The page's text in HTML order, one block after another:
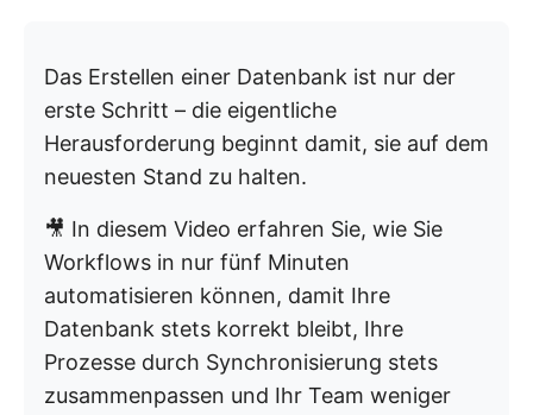
Das Erstellen einer Datenbank ist nur der
erste Schritt – die eigentliche
Herausforderung beginnt damit, sie auf dem
neuesten Stand zu halten.
🎥 In diesem Video erfahren Sie, wie Sie
Workflows in nur fünf Minuten
automatisieren können, damit Ihre
Datenbank stets korrekt bleibt, Ihre
Prozesse durch Synchronisierung stets
zusammenpassen und Ihr Team weniger